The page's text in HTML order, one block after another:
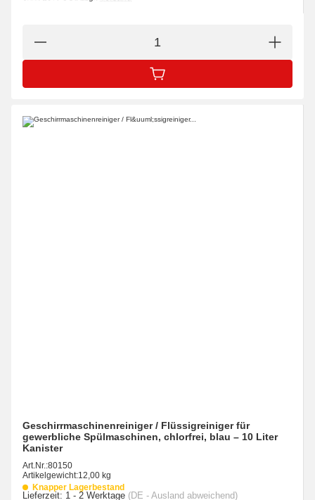
IN DEN WARENKORB
Geschirrmaschinenreiniger / Flüssigreiniger für
gewerbliche Spülmaschinen, chlorfrei, blau – 10 Liter
Kanister
Art.Nr.:80150
Artikelgewicht:12,00 kg
Knapper Lagerbestand
Lieferzeit: 1 - 2 Werktage (DE - Ausland abweichend)